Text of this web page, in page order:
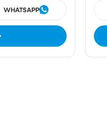
WHATSAPP